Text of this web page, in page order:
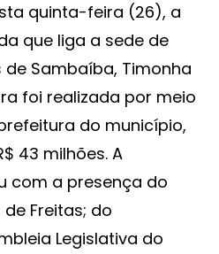
quinta-feira (26), a
que liga a sede de
Sambaíba, Timonha
foi realizada por meio
do município,
43 milhões. A
com a presença do
Freitas; do
Legislativa do